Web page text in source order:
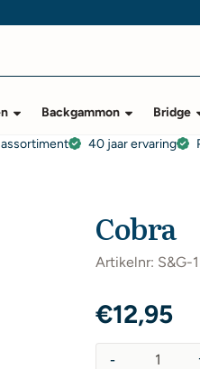
Backgammon Bridge
40 jaar ervaring
Cobra
Artikelnr: S&G-
€12,95
-